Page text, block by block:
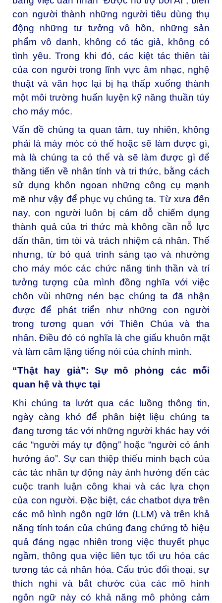
con người thành những người tiêu dùng thụ
động những tư tưởng vô hồn, những sản
phẩm vô danh, không có tác giả, không có
tình yêu. Trong khi đó, các kiệt tác thiên tài
của con người trong lĩnh vực âm nhạc, nghệ
thuật và văn học lại bị hạ thấp xuống thành
một môi trường huấn luyện kỹ năng thuần túy
cho máy móc.
Vấn đề chúng ta quan tâm, tuy nhiên, không
phải là máy móc có thể hoặc sẽ làm được gì,
mà là chúng ta có thể và sẽ làm được gì để
thăng tiến về nhân tính và tri thức, bằng cách
sử dụng khôn ngoan những công cụ mạnh
mẽ như vậy để phục vụ chúng ta. Từ xưa đến
nay, con người luôn bị cám dỗ chiếm dụng
thành quả của tri thức mà không cần nỗ lực
dấn thân, tìm tòi và trách nhiệm cá nhân. Thế
nhưng, từ bỏ quá trình sáng tạo và nhường
cho máy móc các chức năng tinh thần và trí
tưởng tượng của mình đồng nghĩa với việc
chôn vùi những nén bạc chúng ta đã nhận
được để phát triển như những con người
trong tương quan với Thiên Chúa và tha
nhân. Điều đó có nghĩa là che giấu khuôn mặt
và làm câm lặng tiếng nói của chính mình.
“Thật hay giả”: Sự mô phỏng các mối
quan hệ và thực tại
Khi chúng ta lướt qua các luồng thông tin,
ngày càng khó để phân biệt liệu chúng ta
đang tương tác với những người khác hay với
các “người máy tự động” hoặc “người có ảnh
hưởng ảo”. Sự can thiệp thiếu minh bạch của
các tác nhân tự động này ảnh hưởng đến các
cuộc tranh luận công khai và các lựa chọn
của con người. Đặc biệt, các chatbot dựa trên
các mô hình ngôn ngữ lớn (LLM) và trên khả
năng tính toán của chúng đang chứng tỏ hiệu
quả đáng ngạc nhiên trong việc thuyết phục
ngầm, thông qua việc liên tục tối ưu hóa các
tương tác cá nhân hóa. Cấu trúc đối thoại, sự
thích nghi và bắt chước của các mô hình
ngôn ngữ này có khả năng mô phỏng cảm